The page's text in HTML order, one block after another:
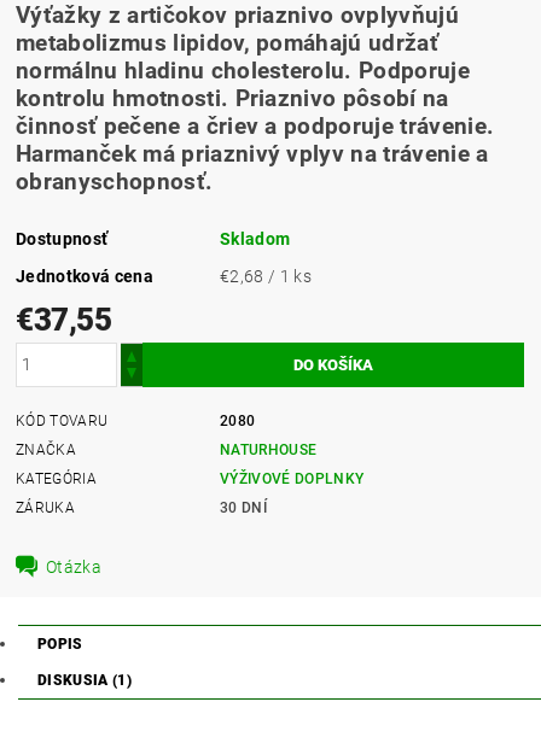
Výťažky z artičokov priaznivo ovplyvňujú
metabolizmus lipidov, pomáhajú udržať
normálnu hladinu cholesterolu. Podporuje
kontrolu hmotnosti. Priaznivo pôsobí na
činnosť pečene a čriev a podporuje trávenie.
Harmanček má priaznivý vplyv na trávenie a
obranyschopnosť.
Dostupnosť
Skladom
Jednotková cena
€2,68 / 1 ks
€37,55
KÓD TOVARU
2080
ZNAČKA
NATURHOUSE
KATEGÓRIA
VÝŽIVOVÉ DOPLNKY
ZÁRUKA
30 DNÍ
Otázka
POPIS
DISKUSIA (1)